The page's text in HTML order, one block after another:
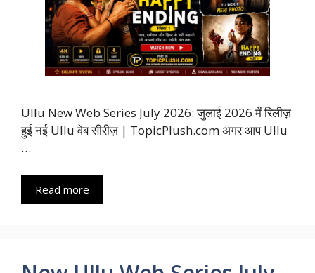
Ullu New Web Series July 2026: जुलाई 2026 में रिलीज़
हुई नई Ullu वेब सीरीज़ | TopicPlush.com अगर आप Ullu
…
Read more